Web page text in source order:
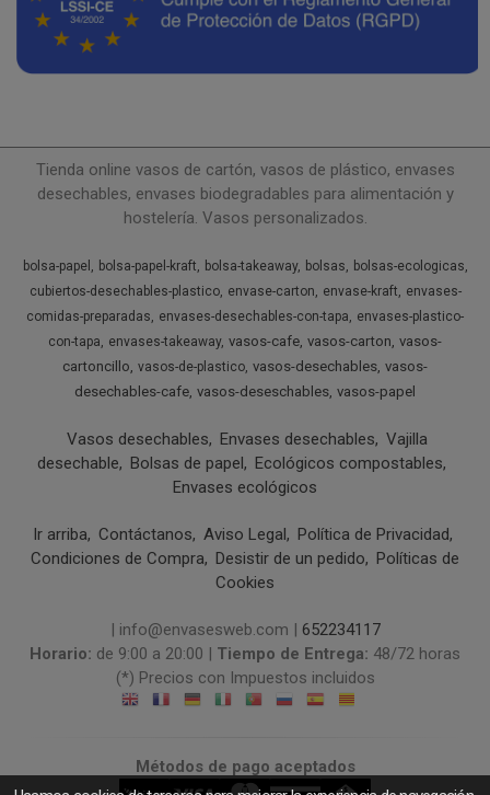
Tienda online vasos de cartón, vasos de plástico, envases
desechables, envases biodegradables para alimentación y
hostelería. Vasos personalizados.
bolsa-papel bolsa-papel-kraft bolsa-takeaway bolsas
bolsas-ecologicas
cubiertos-desechables-plastico
envase-carton envase-kraft
envases-
comidas-preparadas
envases-desechables-con-tapa
envases-plastico-
con-tapa
envases-takeaway vasos-cafe vasos-carton vasos-
cartoncillo vasos-de-plastico vasos-desechables vasos-
desechables-cafe vasos-deseschables vasos-papel
Vasos desechables Envases desechables
Vajilla
desechable
Bolsas de papel
Ecológicos compostables
Envases ecológicos
Ir arriba Contáctanos Aviso Legal
Política de Privacidad
Condiciones de Compra
Desistir de un pedido
Políticas de
Cookies
| info@envasesweb.com | 652234117
Horario: de 9:00 a 20:00 | Tiempo de Entrega: 48/72 horas
(*) Precios con Impuestos incluidos
Métodos de pago aceptados